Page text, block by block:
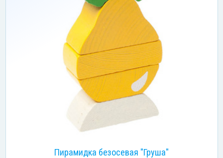
Пирамидка безосевая "Груша"